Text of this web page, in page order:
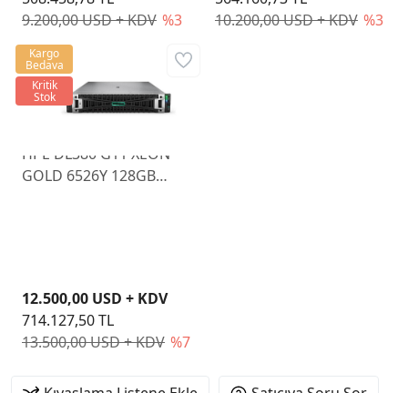
9.200,00 USD + KDV %3 10.200,00 USD + KDV %3
HPE DL380 G11 XEON
GOLD 6526Y 128GB
13.500,00 USD + KDV %7
12.500,00 USD + KDV
714.127,50 TL
Kargo
Bedava
Kritik
Stok